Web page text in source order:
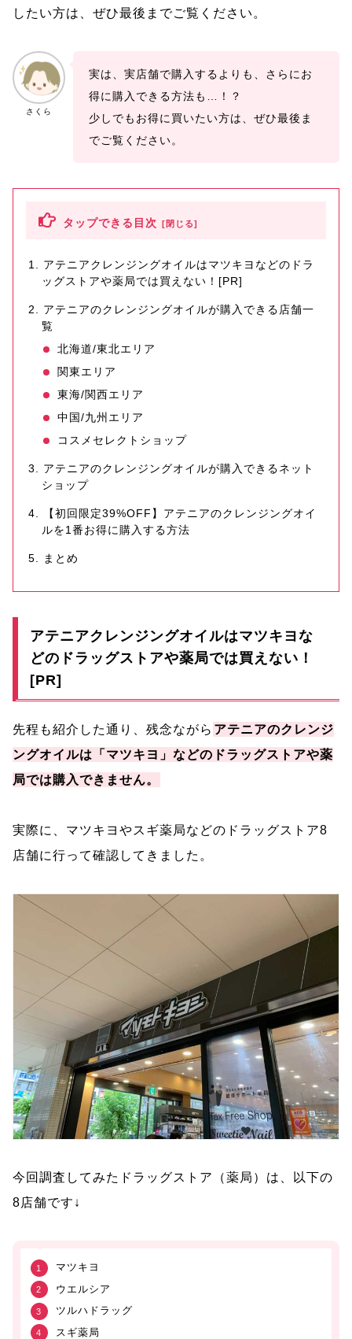
したい方は、ぜひ最後までご覧ください。
さくら
実は、実店舗で購入するよりも、さらにお
得に購入できる方法も…！？
少しでもお得に買いたい方は、ぜひ最後ま
でご覧ください。
タップできる目次
アテニアクレンジングオイルはマツキヨなどのドラ
ッグストアや薬局では買えない！[PR]
アテニアのクレンジングオイルが購入できる店舗一
覧
北海道/東北エリア
関東エリア
東海/関西エリア
中国/九州エリア
コスメセレクトショップ
アテニアのクレンジングオイルが購入できるネット
ショップ
【初回限定39%OFF】アテニアのクレンジングオイ
ルを1番お得に購入する方法
まとめ
アテニアクレンジングオイルはマツキヨな
どのドラッグストアや薬局では買えない！
[PR]
先程も紹介した通り、残念ながら アテニアのクレンジ
ングオイルは「マツキヨ」などのドラッグストアや薬
局では購入できません。
実際に、マツキヨやスギ薬局などのドラッグストア8
店舗に行って確認してきました。
今回調査してみたドラッグストア（薬局）は、以下の
8店舗です↓
マツキヨ
ウエルシア
ツルハドラッグ
スギ薬局